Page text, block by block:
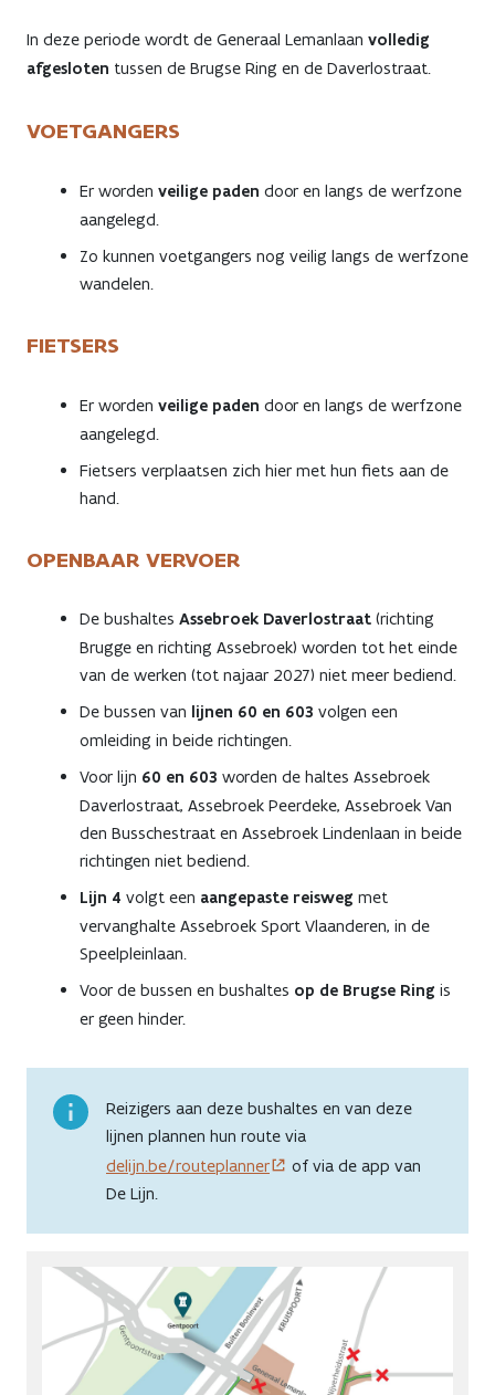
In deze periode wordt de Generaal Lemanlaan volledig
afgesloten tussen de Brugse Ring en de Daverlostraat.
VOETGANGERS
Er worden veilige paden door en langs de werfzone
aangelegd.
Zo kunnen voetgangers nog veilig langs de werfzone
wandelen.
FIETSERS
Er worden veilige paden door en langs de werfzone
aangelegd.
Fietsers verplaatsen zich hier met hun fiets aan de
hand.
OPENBAAR VERVOER
De bushaltes Assebroek Daverlostraat (richting
Brugge en richting Assebroek) worden tot het einde
van de werken (tot najaar 2027) niet meer bediend.
De bussen van lijnen 60 en 603 volgen een
omleiding in beide richtingen.
Voor lijn 60 en 603 worden de haltes Assebroek
Daverlostraat, Assebroek Peerdeke, Assebroek Van
den Busschestraat en Assebroek Lindenlaan in beide
richtingen niet bediend.
Lijn 4 volgt een aangepaste reisweg met
vervanghalte Assebroek Sport Vlaanderen, in de
Speelpleinlaan.
Voor de bussen en bushaltes op de Brugse Ring is
er geen hinder.
Reizigers aan deze bushaltes en van deze
lijnen plannen hun route via
delijn.be/routeplanner
of via de app van
De Lijn.